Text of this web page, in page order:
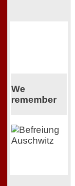
We
remember